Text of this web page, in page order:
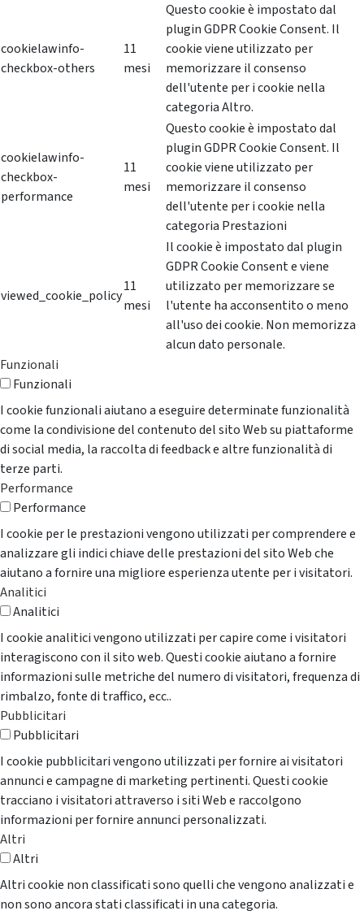
cookielawinfo-
checkbox-others
11
mesi
Questo cookie è impostato dal
plugin GDPR Cookie Consent. Il
cookie viene utilizzato per
memorizzare il consenso
dell'utente per i cookie nella
categoria Altro.
cookielawinfo-
checkbox-
performance
11
mesi
Questo cookie è impostato dal
plugin GDPR Cookie Consent. Il
cookie viene utilizzato per
memorizzare il consenso
dell'utente per i cookie nella
categoria Prestazioni
viewed_cookie_policy
11
mesi
Il cookie è impostato dal plugin
GDPR Cookie Consent e viene
utilizzato per memorizzare se
l'utente ha acconsentito o meno
all'uso dei cookie. Non memorizza
alcun dato personale.
Funzionali
Funzionali
I cookie funzionali aiutano a eseguire determinate funzionalità
come la condivisione del contenuto del sito Web su piattaforme
di social media, la raccolta di feedback e altre funzionalità di
terze parti.
Performance
Performance
I cookie per le prestazioni vengono utilizzati per comprendere e
analizzare gli indici chiave delle prestazioni del sito Web che
aiutano a fornire una migliore esperienza utente per i visitatori.
Analitici
Analitici
I cookie analitici vengono utilizzati per capire come i visitatori
interagiscono con il sito web. Questi cookie aiutano a fornire
informazioni sulle metriche del numero di visitatori, frequenza di
rimbalzo, fonte di traffico, ecc..
Pubblicitari
Pubblicitari
I cookie pubblicitari vengono utilizzati per fornire ai visitatori
annunci e campagne di marketing pertinenti. Questi cookie
tracciano i visitatori attraverso i siti Web e raccolgono
informazioni per fornire annunci personalizzati.
Altri
Altri
Altri cookie non classificati sono quelli che vengono analizzati e
non sono ancora stati classificati in una categoria.